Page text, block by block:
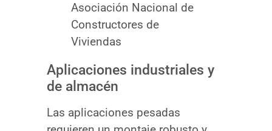
Asociación Nacional de
Constructores de
Viviendas
Aplicaciones industriales y
de almacén
Las aplicaciones pesadas